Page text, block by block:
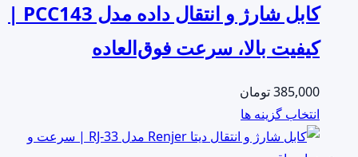
باشد.
ها
است
در
صفحه
کابل شارژ و انتقال داده مدل PCC143 |
کیفیت بالا، سرعت فوق‌العاده
385,000تومان
انتخاب گزینه ها
محصول